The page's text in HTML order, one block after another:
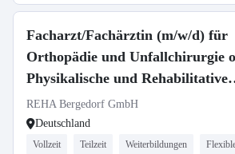
Facharzt/Fachärztin (m/w/d) für
Orthopädie und Unfallchirurgie
Physikalische und Rehabilitative
Medizin
REHA Bergedorf GmbH
Deutschland
Vollzeit Teilzeit Weiterbildungen